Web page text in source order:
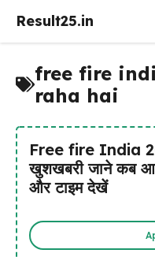
Result25.in
free fire
raha hai
Free fire India
खुशखबरी जाने कब
और टाइम देखें